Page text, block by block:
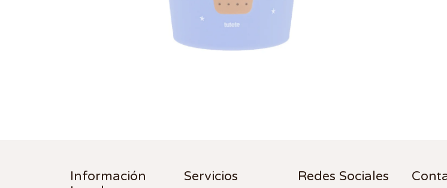
Información
Servicios Redes Sociales